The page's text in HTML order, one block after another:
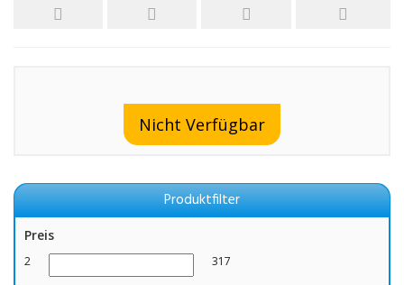
Nicht Verfügbar
Produktfilter
Preis
2 317